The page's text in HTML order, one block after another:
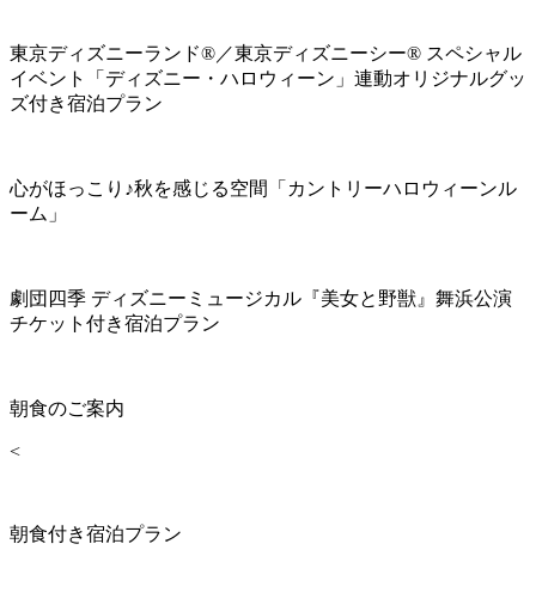
東京ディズニーランド®／東京ディズニーシー® スペシャル
イベント「ディズニー・ハロウィーン」連動オリジナルグッ
ズ付き宿泊プラン
心がほっこり♪秋を感じる空間「カントリーハロウィーンル
ーム」
劇団四季 ディズニーミュージカル『美女と野獣』舞浜公演
チケット付き宿泊プラン
朝食のご案内
<
朝食付き宿泊プラン